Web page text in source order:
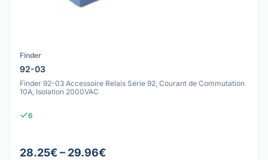
Finder
92-03
Finder 92-03 Accessoire Relais Série 92, Courant de Commutation
10A, Isolation 2000VAC
6
28.25€ – 29.96€